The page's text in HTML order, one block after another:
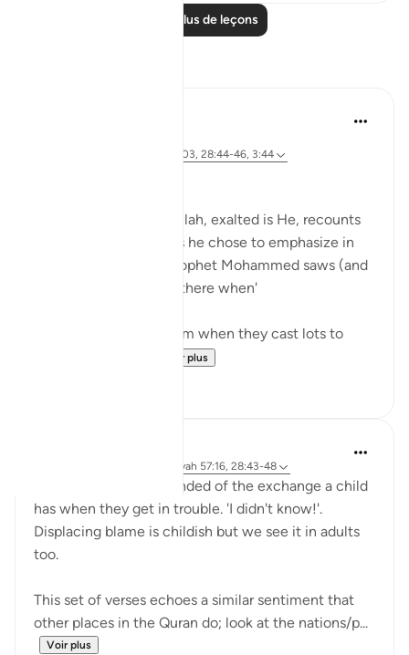
Lire plus de leçons
ayah 12:102-103, 28:44-46, 3:44
It's magnificent how Allah, exalted is He, recounts
key moments in stories he chose to emphasize in
the Quran by telling prophet Mohammed saws (and
us) that 'you were not there when'
'You were not with them when they cast lots to
Voir plus
ayah 57:16, 28:43-48
I'm automatically reminded of the exchange a child
has when they get in trouble. 'I didn't know!'.
Displacing blame is childish but we see it in adults
too.
This set of verses echoes a similar sentiment that
other places in the Quran do; look at the nations/p...
Voir plus